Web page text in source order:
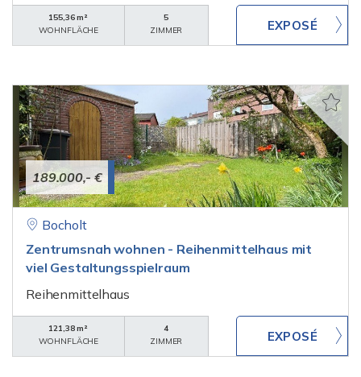
155,36 m²
WOHNFLÄCHE
5
ZIMMER
189.000,- €
Bocholt
Zentrumsnah wohnen - Reihenmittelhaus mit
viel Gestaltungsspielraum
Reihenmittelhaus
121,38 m²
WOHNFLÄCHE
4
ZIMMER